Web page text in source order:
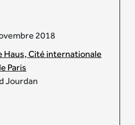
2018
Haus, Cité internationale
Paris
Jourdan